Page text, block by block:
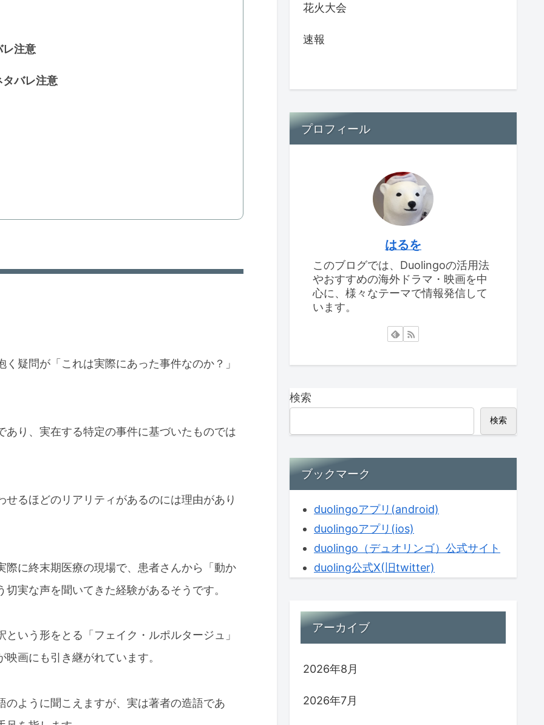
注意
バレ注意
疑問が「これは実際にあった事件なのか？」
り、実在する特定の事件に基づいたものでは
るほどのリアリティがあるのには理由があり
に終末期医療の現場で、患者さんから「動か
実な声を聞いてきた経験があるそうです。
いう形をとる「フェイク・ルポルタージュ」
画にも引き継がれています。
ように聞こえますが、実は著者の造語であ
花火大会
速報
プロフィール
はるを
このブログでは、Duolingoの活用法
やおすすめの海外ドラマ・映画を中
心に、様々なテーマで情報発信して
います。
検索
検索
ブックマーク
duolingoアプリ(android)
duolingoアプリ(ios)
duolingo（デュオリンゴ）公式サイト
duoling公式X(旧twitter)
アーカイブ
2026年8月
2026年7月